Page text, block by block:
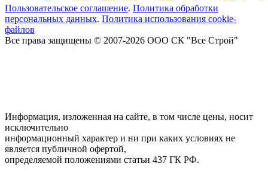
Пользовательское соглашение. Политика обработки
персональных данных. Политика использования cookie-
файлов
Все права защищены © 2007-2026 ООО СК "Все Строй"
Информация, изложенная на сайте, в том числе цены, носит
исключительно
информационный характер и ни при каких условиях не
является публичной офертой,
определяемой положениями статьи 437 ГК РФ.